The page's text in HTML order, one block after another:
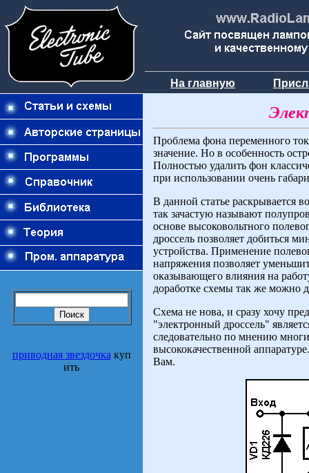
На главную
приводная звездочка куп
ить
Проблема фона переменного
значение. Но в особенность
Полностью удалить фон
при использовании очень
В данной статье раскрывается
так зачастую называют
основе высоковольтного
дроссель позволяет добиться
устройства. Применение
напряжения позволяет
оказывающего влияния на
доработке схемы так же можно
Схема не нова, и сразу хочу
"электронный дроссель"
следовательно по мнению
высококачественной
Вам.